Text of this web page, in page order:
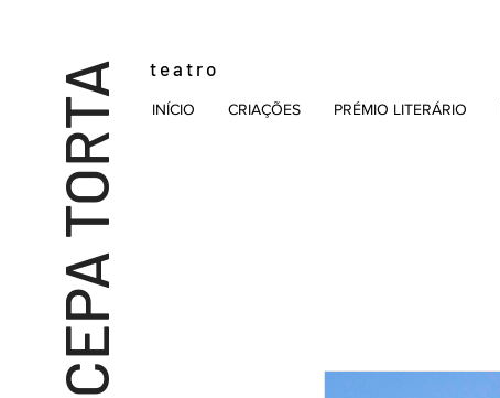
CEPA TORTA t e a t r o
INÍCIO CRIAÇÕES PRÉMIO LITERÁRIO